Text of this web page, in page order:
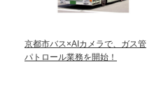
京都市バス×AIカメラで、ガス管
パトロール業務を開始！